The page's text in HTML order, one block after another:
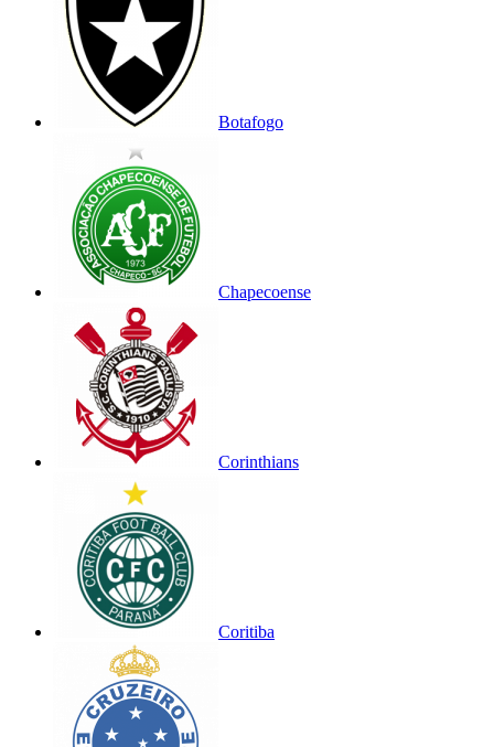
Botafogo
Chapecoense
Corinthians
Coritiba